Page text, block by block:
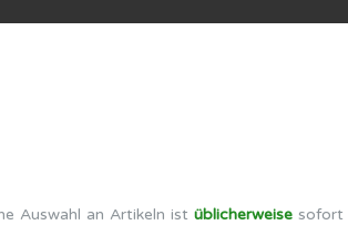
Auswahl an Artikeln ist üblicherweise sofort